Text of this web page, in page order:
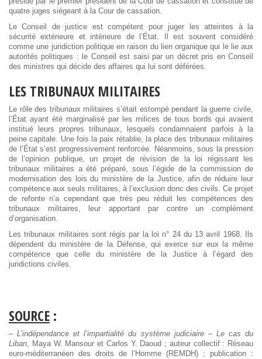
quatre juges siégeant à la Cour de cassation.
Le Conseil de justice est compétent pour juger les atteintes à la
sécurité extérieure et intérieure de l’État. Il est souvent considéré
comme une juridiction politique en raison du lien organique qui le lie aux
autorités politiques : le Conseil est saisi par un décret pris en Conseil
des ministres qui décide des affaires qui lui sont déférées.
LES TRIBUNAUX MILITAIRES
Le rôle des tribunaux militaires s’était estompé pendant la guerre civile,
l’État ayant été marginalisé par les milices de tous bords qui avaient
institué leurs propres tribunaux, lesquels condamnaient parfois à la
peine capitale. Une fois la paix rétablie, la place des tribunaux militaires
de l’État s’est progressivement renforcée. Néanmoins, sous la pression
de l’opinion publique, un projet de révision de la loi régissant les
tribunaux militaires a été préparé, sous l’égide de la commission de
modernisation des lois du ministère de la Justice, afin de réduire leur
compétence aux seuls militaires, à l’exclusion donc des civils. Ce projet
de refonte n’a cependant que très peu réduit les compétences des
tribunaux militaires, leur apportant par contre un complément
d’organisation.
Les tribunaux militaires sont régis par la loi n° 24 du 13 avril 1968. Ils
dépendent du ministère de la Défense, qui exerce sur eux la même
compétence que celle du ministère de la Justice à l’égard des
juridictions civiles.
SOURCE :
–L’indépendance et l’impartialité du système judiciaire – Le cas du
Liban, Maya W. Mansour et Carlos Y. Daoud ; auteur collectif : Réseau
euro-méditerranéen des droits de l’Homme (REMDH) ; publication :